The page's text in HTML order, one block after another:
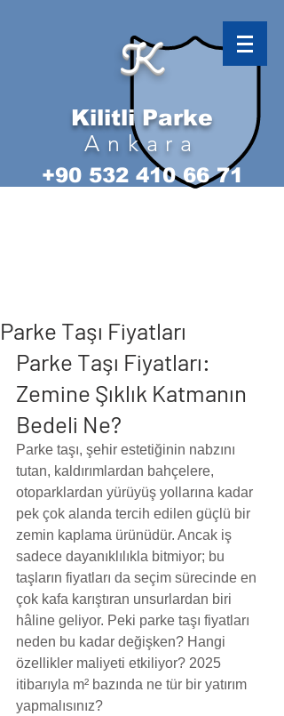
K
Kilitli Parke
Ankara
+90 532 410 66 71
Parke Taşı Fiyatları
Parke Taşı Fiyatları:
Zemine Şıklık Katmanın
Bedeli Ne?
Parke taşı, şehir estetiğinin nabzını
tutan, kaldırımlardan bahçelere,
otoparklardan yürüyüş yollarına kadar
pek çok alanda tercih edilen güçlü bir
zemin kaplama ürünüdür. Ancak iş
sadece dayanıklılıkla bitmiyor; bu
taşların fiyatları da seçim sürecinde en
çok kafa karıştıran unsurlardan biri
hâline geliyor. Peki parke taşı fiyatları
neden bu kadar değişken? Hangi
özellikler maliyeti etkiliyor? 2025
itibarıyla m² bazında ne tür bir yatırım
yapmalısınız?